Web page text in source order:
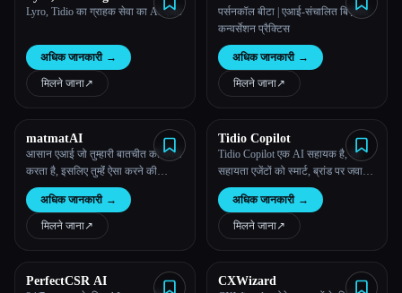
customer service
Lyro, Tidio का ग्राहक सेवा का AI एजेंट
अधिक जानकारी →
मिलने जाना↗︎
पर्सनकॉल बीटा | एआई-संचालित बिज़नेस
कन्वर्सेशन प्रैक्टिस
अधिक जानकारी →
मिलने जाना↗︎
matmatAI
आसान एआई जो तुम्हारी बातचीत को मैनेज
करता है, इसलिए तुम्हेंं ऐसा करने की
ज़रूरत नहीं है | matmat AI
अधिक जानकारी →
मिलने जाना↗︎
Tidio Copilot
Tidio Copilot एक AI सहायक है, जो
सहायता एजेंटों को स्मार्ट, ब्रांड पर जवाब
देने के सुझावों के साथ तेज़ी से प्रतिक्रिया
देने में मदद करता है।
अधिक जानकारी →
मिलने जाना↗︎
PerfectCSR AI CXWizard